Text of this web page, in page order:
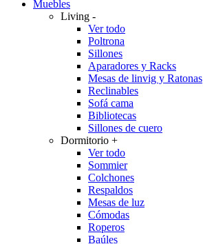
Muebles
Living -
Ver todo
Poltrona
Sillones
Aparadores y Racks
Mesas de linvig y Ratonas
Reclinables
Sofá cama
Bibliotecas
Sillones de cuero
Dormitorio +
Ver todo
Sommier
Colchones
Respaldos
Mesas de luz
Cómodas
Roperos
Baúles